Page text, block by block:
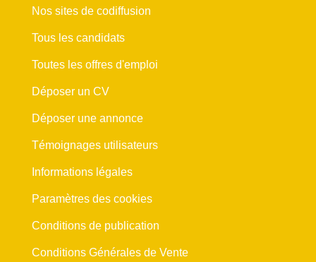
Nos sites de codiffusion
Tous les candidats
Toutes les offres d'emploi
Déposer un CV
Déposer une annonce
Témoignages utilisateurs
Informations légales
Paramètres des cookies
Conditions de publication
Conditions Générales de Vente